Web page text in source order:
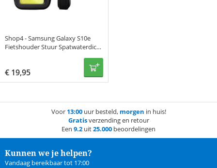
Shop4 - Samsung Galaxy S10e
Fietshouder Stuur Spatwaterdicht
€ 19,95
Voor 13:00uur besteld, morgen in huis!
Gratisverzending en retour
Een 9.2 uit25.000 beoordelingen
Kunnen we je helpen?
Vandaag bereikbaar tot 17:00